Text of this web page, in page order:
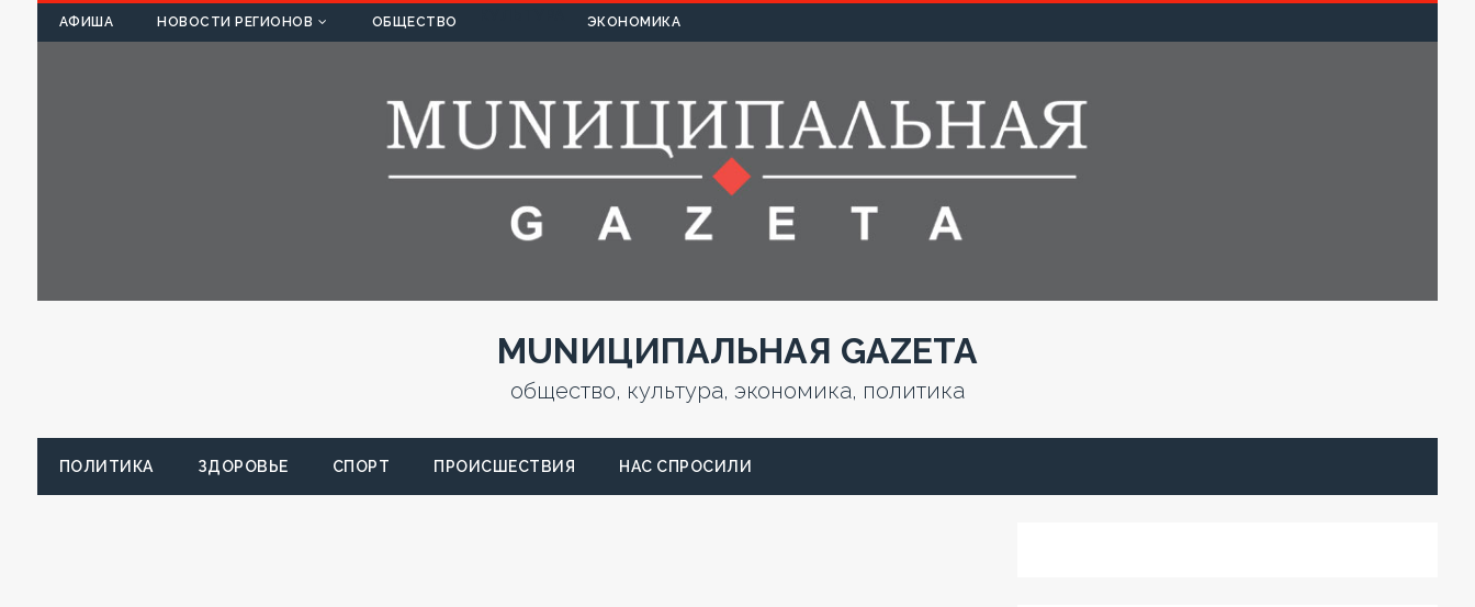
АФИША НОВОСТИ РЕГИОНОВ ОБЩЕСТВО ЭКОНОМИКА
MUNИЦИПАЛЬНАЯ GAZЕТА
общество, культура, экономика, политика
ПОЛИТИКА ЗДОРОВЬЕ СПОРТ ПРОИСШЕСТВИЯ НАС СПРОСИЛИ